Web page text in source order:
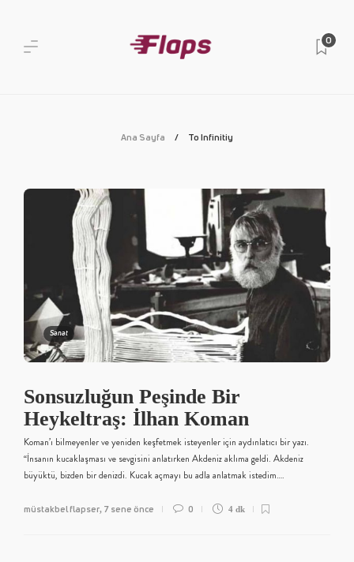
0
Ana Sayfa To Infinitiy
Sanat
Sonsuzluğun Peşinde Bir
Heykeltraş: İlhan Koman
Koman’ı bilmeyenler ve yeniden keşfetmek isteyenler için aydınlatıcı bir yazı.
“İnsanın kucaklaşması ve sevgisini anlatırken Akdeniz aklıma geldi. Akdeniz
büyüktü, bizden bir denizdi. Kucak açmayı bu adla anlatmak istedim….
müstakbel flapser, 7 sene önce 0 4 dk